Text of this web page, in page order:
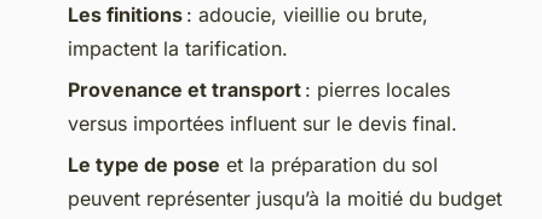
Les finitions : adoucie, vieillie ou brute,
impactent la tarification.
Provenance et transport : pierres locales
versus importées influent sur le devis final.
Le type de pose et la préparation du sol
peuvent représenter jusqu’à la moitié du budget